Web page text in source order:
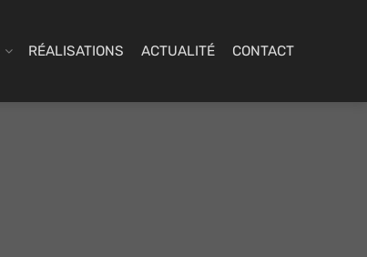
RÉALISATIONS ACTUALITÉ CONTACT